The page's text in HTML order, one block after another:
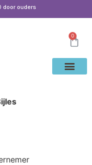
door ouders
0